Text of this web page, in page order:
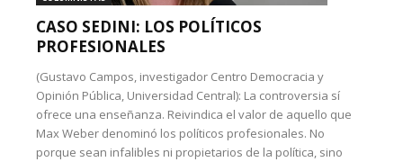
CASO SEDINI: LOS POLÍTICOS
PROFESIONALES
(Gustavo Campos, investigador Centro Democracia y
Opinión Pública, Universidad Central): La controversia sí
ofrece una enseñanza. Reivindica el valor de aquello que
Max Weber denominó los políticos profesionales. No
porque sean infalibles ni propietarios de la política, sino